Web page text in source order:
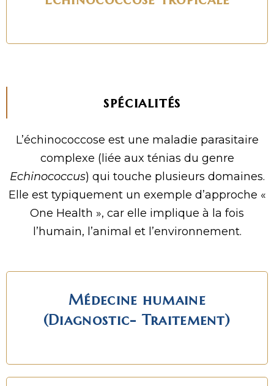
spécialités
L’échinococcose est une maladie parasitaire
complexe (liée aux ténias du genre
Echinococcus) qui touche plusieurs domaines.
Elle est typiquement un exemple d’approche «
One Health », car elle implique à la fois
l’humain, l’animal et l’environnement.
Médecine humaine
(Diagnostic- Traitement)